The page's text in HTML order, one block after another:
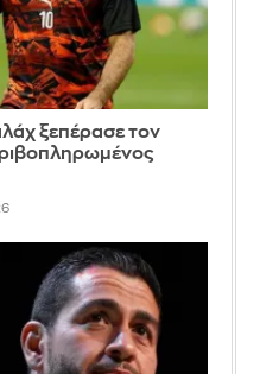
ξεπέρασε τον